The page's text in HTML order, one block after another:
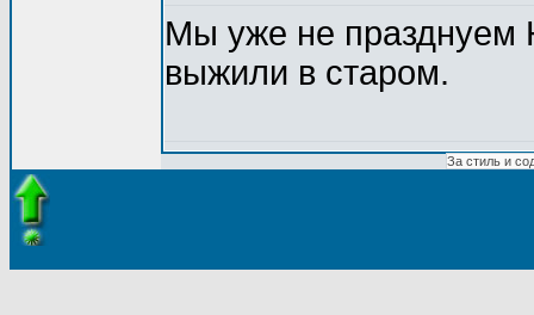
Мы уже не празднуем
выжили в старом.
За стиль и